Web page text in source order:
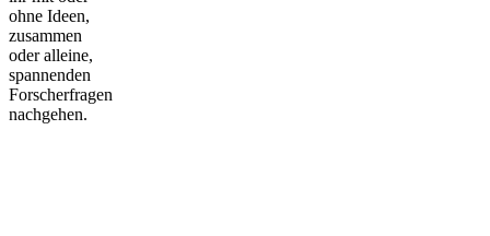
ohne Ideen,
zusammen
oder alleine,
spannenden
Forscherfragen
nachgehen.